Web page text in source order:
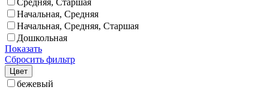
Средняя, Старшая
Начальная, Средняя
Начальная, Средняя, Старшая
Дошкольная
Показать
Сбросить фильтр
Цвет
бежевый